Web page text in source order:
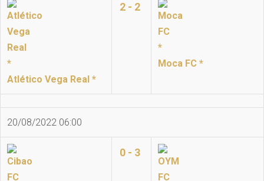
Atlético Vega Real *
2 - 2
Moca FC *
20/08/2022 06:00
0 - 3